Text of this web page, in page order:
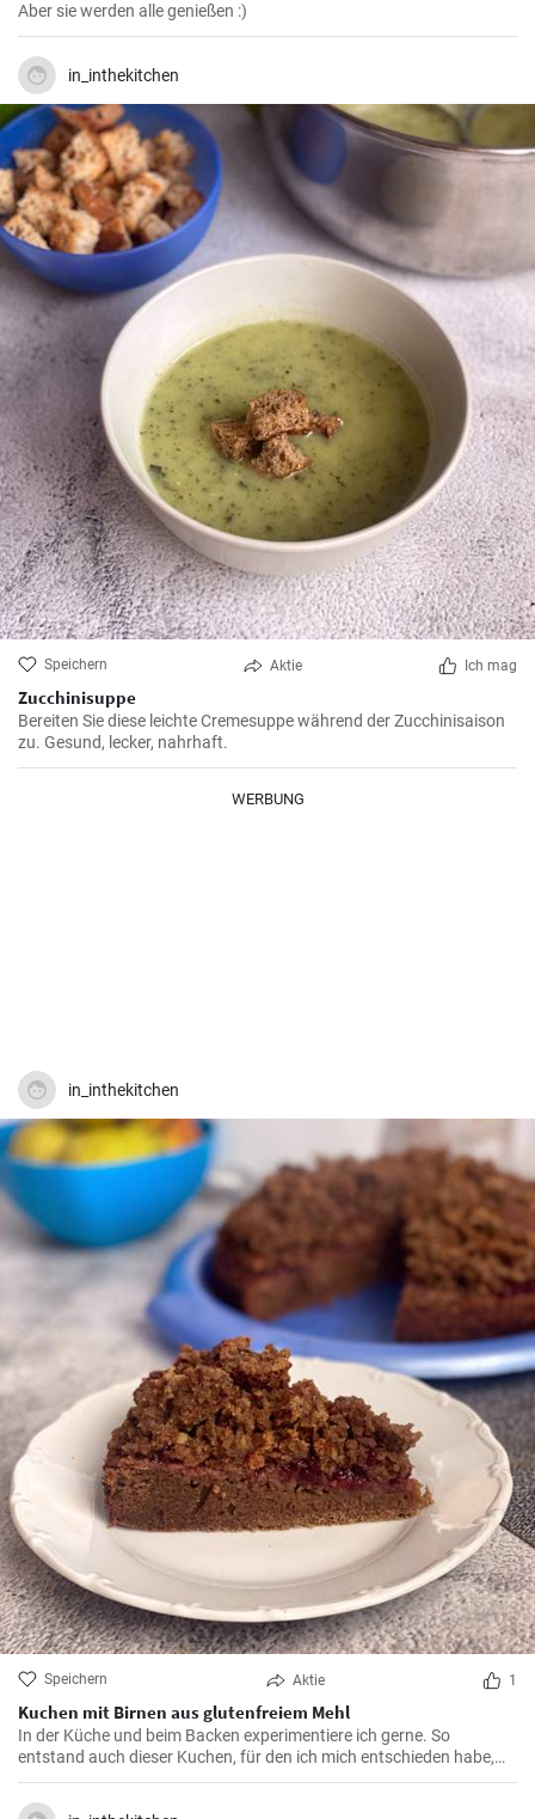
Aber sie werden alle genießen :)
in_inthekitchen
Speichern Aktie Ich mag
Zucchinisuppe
Bereiten Sie diese leichte Cremesuppe während der Zucchinisaison
zu. Gesund, lecker, nahrhaft.
WERBUNG
in_inthekitchen
Speichern Aktie 1
Kuchen mit Birnen aus glutenfreiem Mehl
In der Küche und beim Backen experimentiere ich gerne. So
entstand auch dieser Kuchen, für den ich mich entschieden habe,
glutenfreies Tapiokamehl zu verwenden